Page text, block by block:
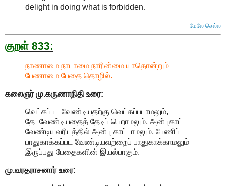
delight in doing what is forbidden.
மேலே செல்ல
குறள் 833:
நாணாமை நாடாமை நாரின்மை யாதொன்றும்
பேணாமை பேதை தொழில்.
கலைஞர் மு.கருணாநிதி உரை:
வெட்கப்பட வேண்டியதற்கு வெட்கப்படாமலும்,
தேடவேண்டியதைத் தேடிப் பெறாமலும், அன்புகாட்ட
வேண்டியவரிடத்தில் அன்பு காட்டாமலும், பேணிப்
பாதுகாக்கப்பட வேண்டியவற்றைப் பாதுகாக்காமலும்
இருப்பது பேதைகளின் இயல்பாகும்.
மு.வரதராசனார்உரை: